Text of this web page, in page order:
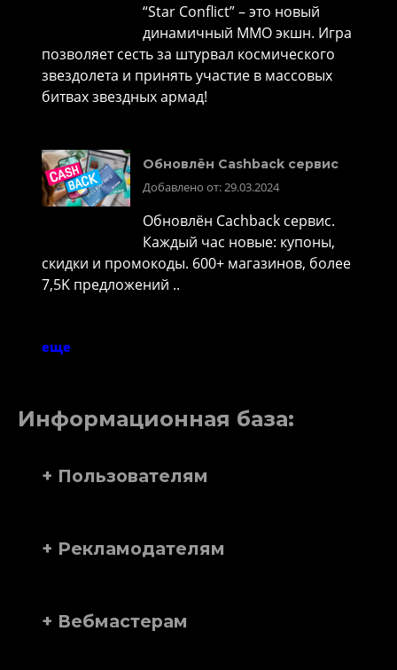
“Star Conflict” – это новый
динамичный MMO экшн. Игра
позволяет сесть за штурвал космического
звездолета и принять участие в массовых
битвах звездных армад!
Обновлён Cashback сервис
Добавлено от: 29.03.2024
Обновлён Cachback сервис.
Каждый час новые: купоны,
скидки и промокоды. 600+ магазинов, более
7,5K предложений ..
еще
Информационная база:
+ Пользователям
+ Рекламодателям
+ Вебмастерам